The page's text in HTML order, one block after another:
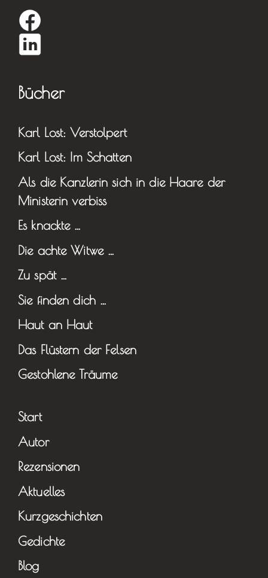
Bücher
Karl Lost: Verstolpert
Karl Lost: Im Schatten
Als die Kanzlerin sich in die Haare der
Ministerin verbiss
Es knackte …
Die achte Witwe …
Zu spät …
Sie finden dich …
Haut an Haut
Das Flüstern der Felsen
Gestohlene Träume
Start
Autor
Rezensionen
Aktuelles
Kurzgeschichten
Gedichte
Blog